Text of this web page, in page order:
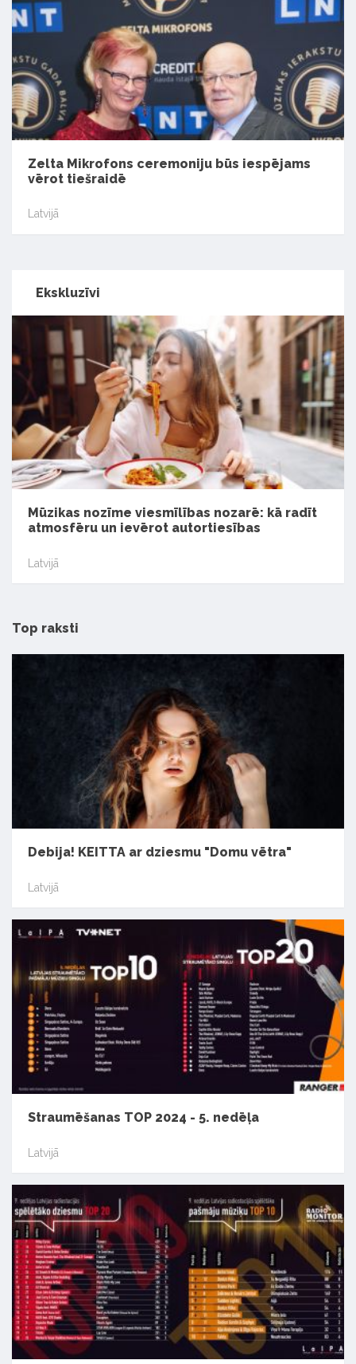
Zelta Mikrofons ceremoniju būs iespējams
vērot tiešraidē
Latvijā
Ekskluzīvi
Mūzikas nozīme viesmīlības nozarē: kā radīt
atmosfēru un ievērot autortiesības
Latvijā
Top raksti
Debija! KEITTA ar dziesmu "Domu vētra"
Latvijā
Straumēšanas TOP 2024 - 5. nedēļa
Latvijā